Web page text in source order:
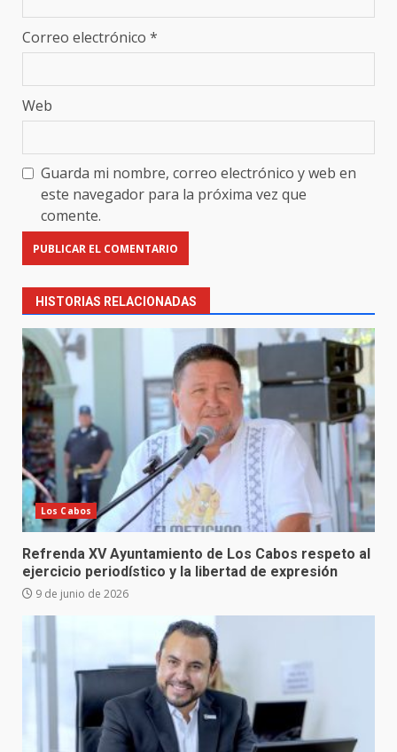
Correo electrónico *
Web
Guarda mi nombre, correo electrónico y web en
este navegador para la próxima vez que
comente.
HISTORIAS RELACIONADAS
Los Cabos
Refrenda XV Ayuntamiento de Los Cabos respeto al
ejercicio periodístico y la libertad de expresión
9 de junio de 2026